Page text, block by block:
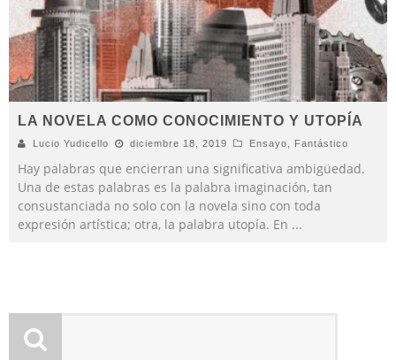
LA NOVELA COMO CONOCIMIENTO Y UTOPÍA
Lucio Yudicello diciembre 18, 2019 Ensayo Fantástico
Hay palabras que encierran una significativa ambigüedad.
Una de estas palabras es la palabra imaginación, tan
consustanciada no solo con la novela sino con toda
expresión artística; otra, la palabra utopía. En ...